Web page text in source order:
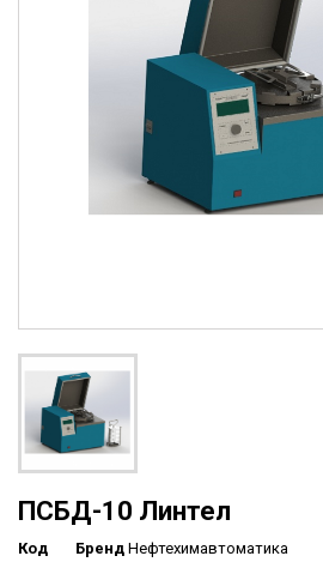
ПСБД-10 Линтел
Код Бренд Нефтехимавтоматика